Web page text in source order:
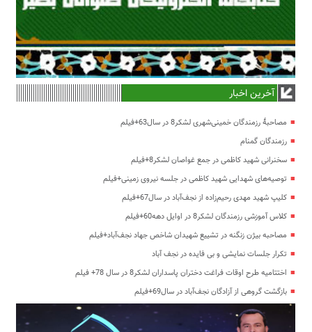
آخرین اخبار
مصاحبۀ رزمندگان خمینی‌شهری لشکر8 در سال63+فیلم
رزمندگان گمنام
سخنرانی شهید کاظمی در جمع غواصان لشکر8+فیلم
توصیه‌های شهدایی شهید کاظمی در جلسه نیروی زمینی+فیلم
کلیپ شهید مهدی رحیم‌زاده از نجف‌آباد در سال67+فیلم
کلاس آموزشی رزمندگان لشکر8 در اوایل دهه60+فیلم
مصاحبه بیژن زنگنه در تشییع شهیدان شاخص جهاد نجف‌آباد+فیلم
تکرار جلسات نمایشی و بی فایده در نجف آباد
اختتامیه طرح اوقات فراغت دختران پاسداران لشکر8 در سال 78+ فیلم
بازگشت گروهی از آزادگان نجف‌آباد در سال69+فیلم